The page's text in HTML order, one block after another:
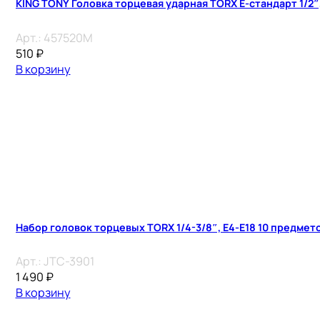
KING TONY Головка торцевая ударная TORX Е-стандарт 1/
Арт.: 457520M
510 ₽
В корзину
Набор головок торцевых TORX 1/4-3/8″, E4-E18 10
Арт.: JTC-3901
1 490 ₽
В корзину